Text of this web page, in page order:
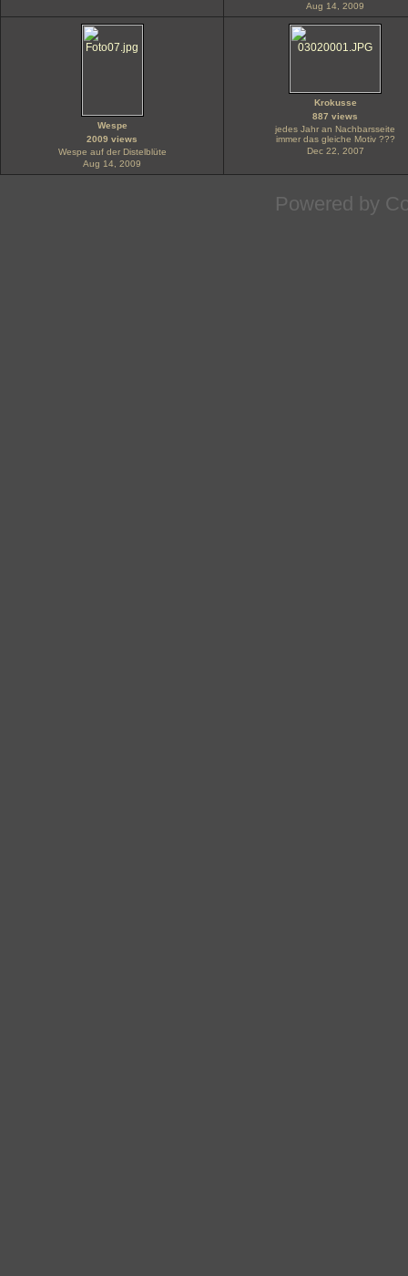
Aug 14, 2009
Wespe
2009 views
Wespe auf der Distelblüte
Aug 14, 2009
Krokusse
887 views
jedes Jahr an Nachbarsseite
immer das gleiche Motiv ???
Dec 22, 2007
Powered by